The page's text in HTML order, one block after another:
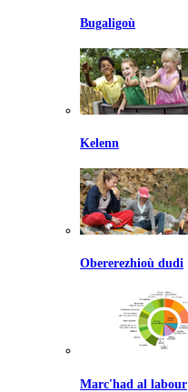
Bugaligoù
Kelenn
Obererezhioù dudi
Marc'had al labour